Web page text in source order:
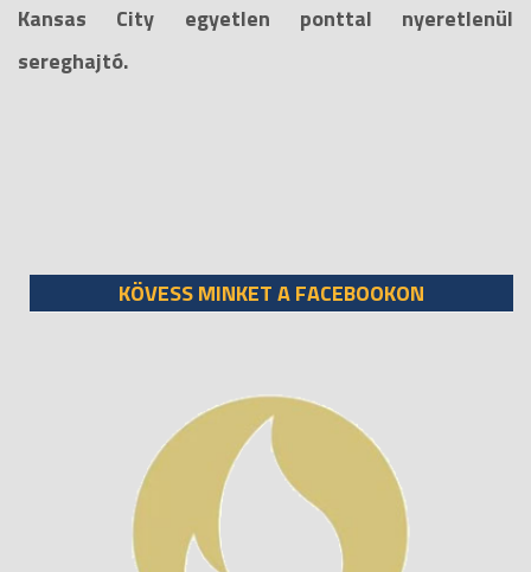
Kansas City egyetlen ponttal nyeretlenül
sereghajtó.
KÖVESS MINKET A FACEBOOKON